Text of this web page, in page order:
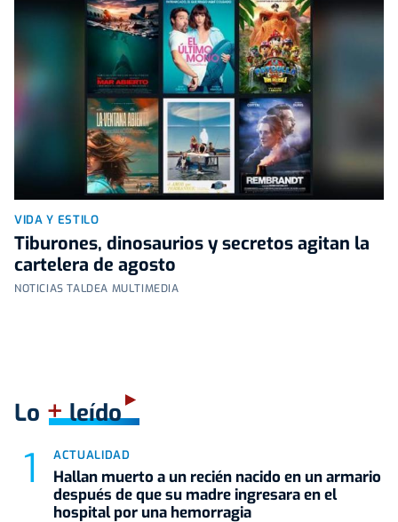
VIDA Y ESTILO
Tiburones, dinosaurios y secretos agitan la
cartelera de agosto
NOTICIAS TALDEA MULTIMEDIA
Lo +leído
ACTUALIDAD
Hallan muerto a un recién nacido en un armario
después de que su madre ingresara en el
hospital por una hemorragia